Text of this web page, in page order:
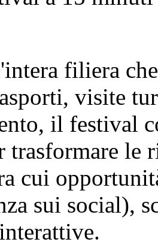
filiera
visite
il festival
trasformare le
cui
sui social),